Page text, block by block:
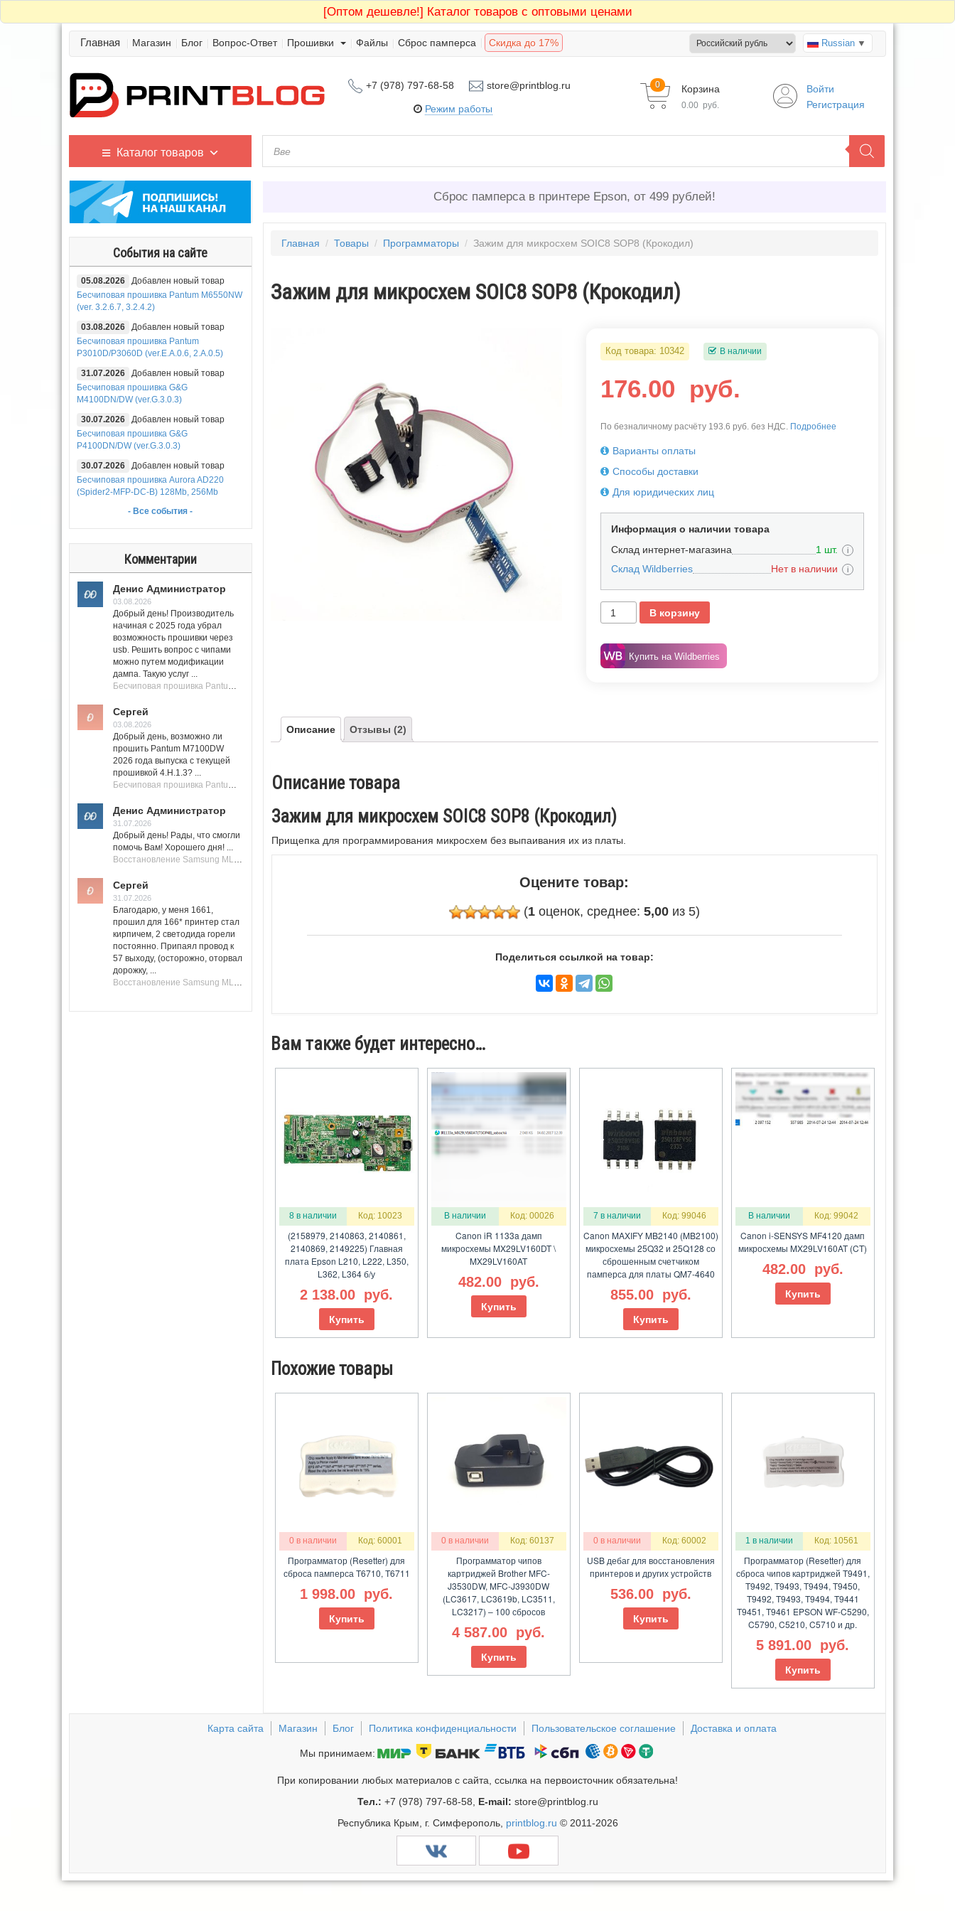
[Оптом дешевле!] Каталог товаров с оптовыми ценами
Главная Магазин Блог Вопрос-Ответ Прошивки Файлы Сброс памперса Скидка до 17% Russian ▼
+7 (978) 797-68-58 store@printblog.ru
Режим работы
Корзина
0
0.00 руб.
Войти
Регистрация
Каталог товаров
События на сайте
05.08.2026
Добавлен новый товар
Бесчиповая прошивка Pantum M6550NW
(ver. 3.2.6.7, 3.2.4.2)
03.08.2026
Добавлен новый товар
Бесчиповая прошивка Pantum
P3010D/P3060D (ver.E.A.0.6, 2.A.0.5)
31.07.2026
Добавлен новый товар
Бесчиповая прошивка G&G
M4100DN/DW (ver.G.3.0.3)
30.07.2026
Добавлен новый товар
Бесчиповая прошивка G&G
P4100DN/DW (ver.G.3.0.3)
30.07.2026
Добавлен новый товар
Бесчиповая прошивка Aurora AD220
(Spider2-MFP-DC-B) 128Mb, 256Mb
- Все события -
Комментарии
Денис Администратор
03.08.2026
Добрый день! Производитель
начиная с 2025 года убрал
возможность прошивки через
usb. Решить вопрос с чипами
можно путем модификации
дампа. Такую услуг ...
Бесчиповая прошивка Pantum M7100 Series (M7100, M7108, M7102, M7103, M7105)
Сергей
03.08.2026
Добрый день, возможно ли
прошить Pantum M7100DW
2026 года выпуска с текущей
прошивкой 4.H.1.3? ...
Бесчиповая прошивка Pantum M7100 Series (M7100, M7108, M7102, M7103, M7105)
Денис Администратор
31.07.2026
Добрый день! Рады, что смогли
помочь Вам! Хорошего дня! ...
Восстановление Samsung ML-1661, ML-1666 после не удачной прошивки.
Сергей
31.07.2026
Благодарю, у меня 1661,
прошил для 166* принтер стал
кирпичем, 2 светодида горели
постоянно. Припаял провод к
57 выходу, (осторожно, оторвал
дорожку, ...
Восстановление Samsung ML-1661, ML-1666 после не удачной прошивки.
Сброс памперса в принтере Epson, от 499 рублей!
Главная / Товары / Программаторы / Зажим для микросхем SOIC8 SOP8 (Крокодил)
Зажим для микросхем SOIC8 SOP8 (Крокодил)
Код товара: 10342 В наличии
176.00 руб.
По безналичному расчёту 193.6 руб. без НДС. Подробнее
Варианты оплаты
Способы доставки
Для юридических лиц
Информация о наличии товара
Склад интернет-магазина
1 шт. i
Склад Wildberries Нет в наличии i
В корзину
Купить на Wildberries
Описание Отзывы (2)
Описание товара
Зажим для микросхем SOIC8 SOP8 (Крокодил)
Прищепка для программирования микросхем без выпаивания их из платы.
Оцените товар:
(1оценок, среднее: 5,00из 5)
Поделиться ссылкой на товар:
Вам также будет интересно…
8 в наличии Код: 10023
(2158979, 2140863, 2140861,
2140869, 2149225) Главная
плата Epson L210, L222, L350,
L362, L364 б/у
2 138.00 руб.
Купить
В наличии Код: 00026
Canon iR 1133a дамп
микросхемы MX29LV160DT \
MX29LV160AT
482.00 руб.
Купить
7 в наличии Код: 99046
Canon MAXIFY MB2140 (MB2100)
микросхемы 25Q32 и 25Q128 со
сброшенным счетчиком
памперса для платы QM7-4640
855.00 руб.
Купить
В наличии Код: 99042
Canon i-SENSYS MF4120 дамп
микросхемы MX29LV160AT (CT)
482.00 руб.
Купить
Похожие товары
0 в наличии Код: 60001
Программатор (Resetter) для
сброса памперса T6710, T6711
1 998.00 руб.
Купить
0 в наличии Код: 60137
Программатор чипов
картриджей Brother MFC-
J3530DW, MFC-J3930DW
(LC3617, LC3619b, LC3511,
LC3217) – 100 сбросов
4 587.00 руб.
Купить
0 в наличии Код: 60002
USB дебаг для восстановления
принтеров и других устройств
536.00 руб.
Купить
1 в наличии Код: 10561
Программатор (Resetter) для
сброса чипов картриджей T9491,
T9492, T9493, T9494, T9450,
T9492, T9493, T9494, T9441
T9451, T9461 EPSON WF-C5290,
C5790, C5210, C5710 и др.
5 891.00 руб.
Купить
Карта сайта Магазин Блог Политика конфиденциальности Пользовательское соглашение Доставка и оплата
Мы принимаем:
При копировании любых материалов с сайта, ссылка на первоисточник обязательна!
Тел.: +7 (978) 797-68-58, E-mail: store@printblog.ru
Республика Крым, г. Симферополь, printblog.ru © 2011-2026